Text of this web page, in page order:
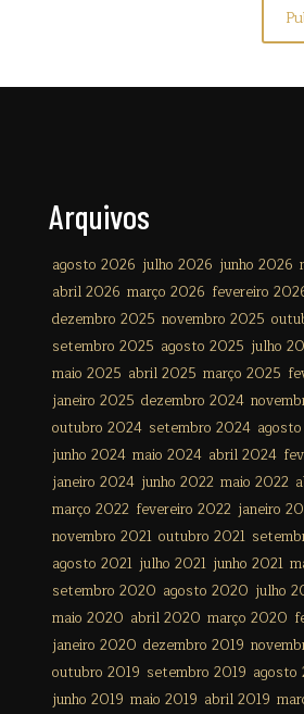
Arquivos
agosto 2026 julho 2026 junho 2026
abril 2026 março 2026 fevereiro
dezembro 2025 novembro 2025
setembro 2025 agosto 2025 julho
maio 2025 abril 2025 março 2025
janeiro 2025 dezembro 2024
outubro 2024 setembro 2024
junho 2024 maio 2024 abril 2024
janeiro 2024 junho 2022 maio 2022
março 2022 fevereiro 2022 janeiro
novembro 2021 outubro 2021
agosto 2021 julho 2021 junho 2021
setembro 2020 agosto 2020 julho
maio 2020 abril 2020 março 2020
janeiro 2020 dezembro 2019
outubro 2019 setembro 2019 agosto
junho 2019 maio 2019 abril 2019